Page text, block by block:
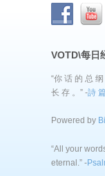
VOTD\每日
“你 话 的 总
长 存 。” -詩
Powered by
“All your
eternal.” -